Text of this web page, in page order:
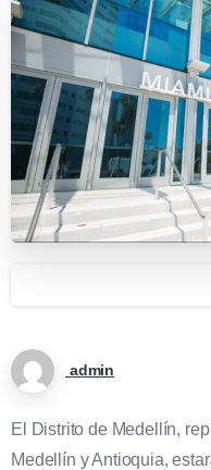
admin
El Distrito de Medellín,
Medellín y Antioquia,